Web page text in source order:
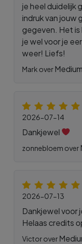
je heel duidelijk
indruk van jouw
gegeven. Het is
je wel voor je
weer! Liefs!
Mark over
2026-07-14
Dankjewel
zonnebloem over
2026-07-13
Dankjewel voor
Helaas credits
Victor over